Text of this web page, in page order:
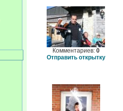
Комментариев: 0
Отправить открытку